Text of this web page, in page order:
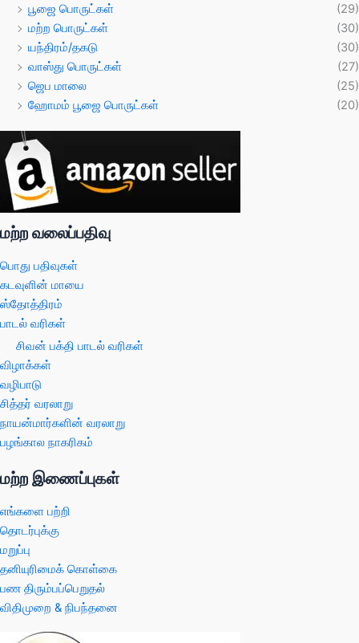
பூஜை பொருட்கள்
(29)
மற்ற பொருட்கள்
(30)
யந்திரம்/தகடு
(30)
வாஸ்து பொருட்கள்
(27)
ஜெப மாலை
(25)
ஹோமம் பூஜை பொருட்கள்
(20)
மற்ற வலைப்பதிவு
பொது பதிவுகள்
கடவுளின் மாயை
ஸ்தோத்திரம்
பாடல் வரிகள்
சிவன் பக்தி பாடல் வரிகள்
விழாக்கள்
வழிபாடு
சித்தர் வரலாறு
நாயன்மார்களின் வரலாறு
பழங்கால நாகரிகம்
மற்ற இணைப்புகள்
எங்களை பற்றி
தொடர்புக்கு
மறுப்பு
தனியுரிமைக் கொள்கை
பண திரும்பப்பெறுதல்
விதிமுறை & நிபந்தனை